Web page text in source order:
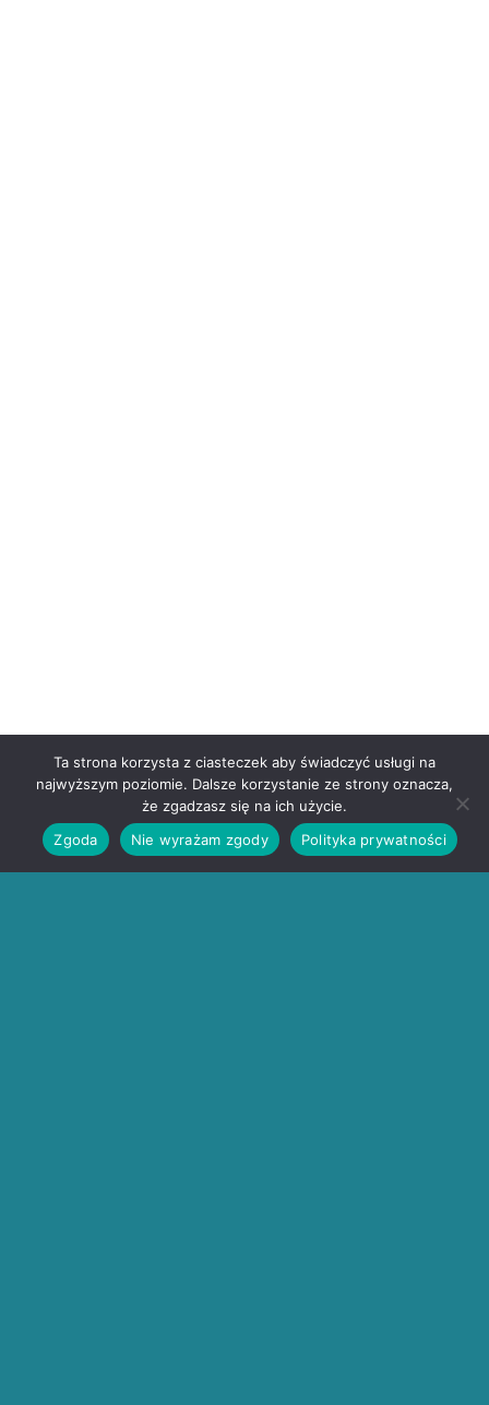
Ta strona korzysta z ciasteczek aby świadczyć usługi na
najwyższym poziomie. Dalsze korzystanie ze strony oznacza,
że zgadzasz się na ich użycie.
Zgoda
Nie wyrażam zgody Polityka prywatności